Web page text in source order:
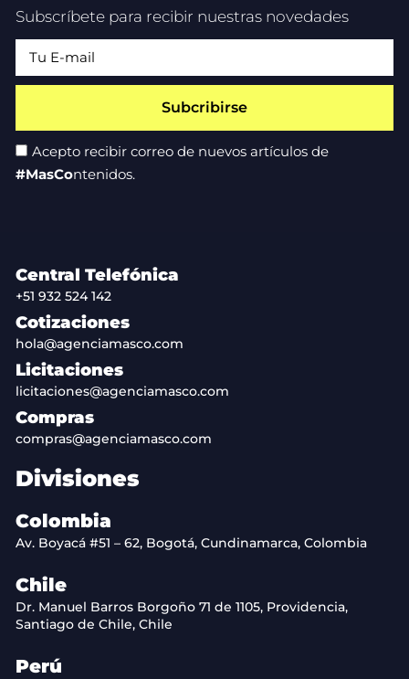
Subscríbete para recibir nuestras novedades
Acepto recibir correo de nuevos artículos de
#MasContenidos.
Subcribirse
Central Telefónica
+51 932 524 142
Cotizaciones
hola@agenciamasco.com
Licitaciones
licitaciones@agenciamasco.com
Compras
compras@agenciamasco.com
Divisiones
Colombia
Av. Boyacá #51 – 62, Bogotá, Cundinamarca, Colombia
Chile
Dr. Manuel Barros Borgoño 71 de 1105, Providencia,
Santiago de Chile, Chile
Perú